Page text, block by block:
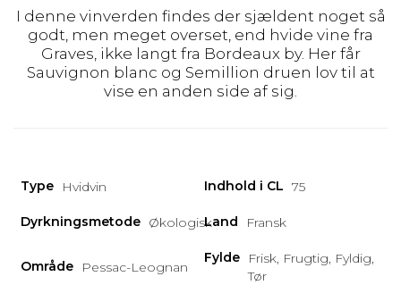
I denne vinverden findes der sjældent noget så
godt, men meget overset, end hvide vine fra
Graves, ikke langt fra Bordeaux by. Her får
Sauvignon blanc og Semillion druen lov til at
vise en anden side af sig.
Type Hvidvin Indhold i CL 75
Dyrkningsmetode ØkologiskLand Fransk
Område Pessac-Leognan
Fylde
Frisk, Frugtig, Fyldig,
Tør